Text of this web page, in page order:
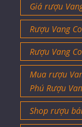
Giá rượu
Rượu Vang
Rượu Vang
Mua rượu
Phú Rượu
Shop rượu